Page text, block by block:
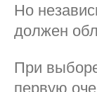
Но
должен
При
первую